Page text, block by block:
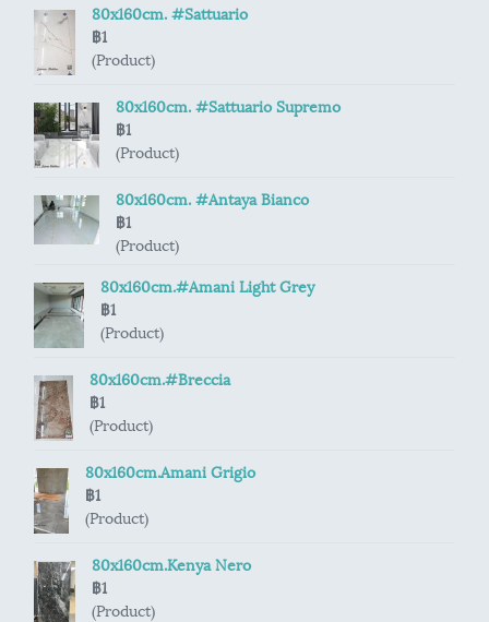
80x160cm. #Sattuario
฿1
(Product)
80x160cm. #Sattuario Supremo
฿1
(Product)
80x160cm. #Antaya Bianco
฿1
(Product)
80x160cm.#Amani Light Grey
฿1
(Product)
80x160cm.#Breccia
฿1
(Product)
80x160cm.Amani Grigio
฿1
(Product)
80x160cm.Kenya Nero
฿1
(Product)